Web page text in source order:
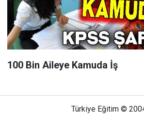
100 Bin Aileye Kamuda İş
Türkiye Eğitim ©